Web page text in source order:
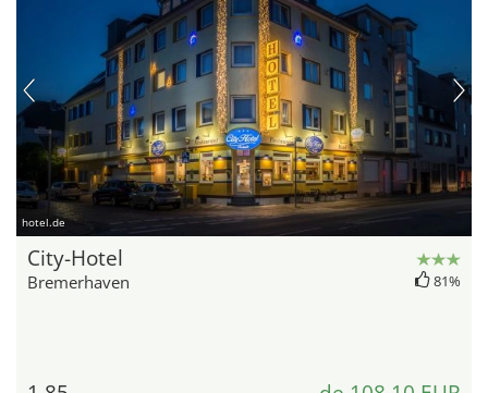
hotel.de
City-Hotel
Bremerhaven 81%